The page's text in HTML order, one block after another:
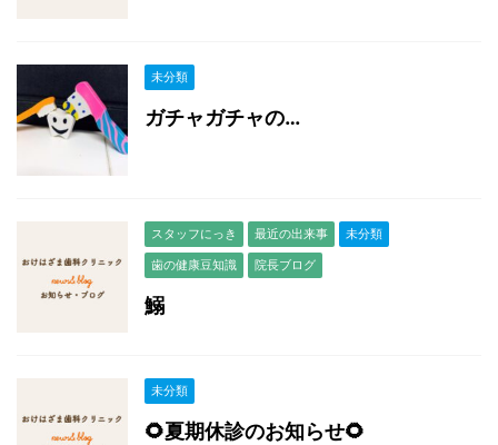
未分類
ガチャガチャの…
スタッフにっき 最近の出来事
未分類
歯の健康豆知識
院長ブログ
鰯
未分類
🌻夏期休診のお知らせ🌻